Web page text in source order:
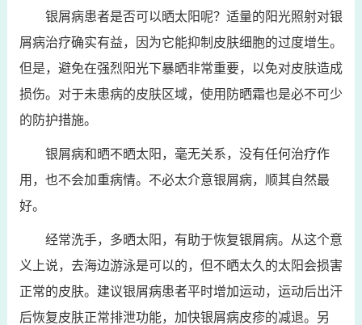
银屑病患者是否可以晒太阳呢？适量的阳光照射对银
屑病治疗确实有益，因为它能抑制皮肤细胞的过度增生。
但是，避免在强烈阳光下暴晒非常重要，以免对皮肤造成
损伤。对于未患病的皮肤区域，使用防晒霜也是必不可少
的防护措施。
银屑病和晒不晒太阳，毫无关系，没有任何治疗作
用，也不会加重病情。不必太介意银屑病，顺其自然最
好。
经常洗手，多晒太阳，有助于恢复银屑病。从这个意
义上说，去海边游泳是可以的，但不晒太久的太阳会损害
正常的皮肤。建议银屑病患者平时增加运动，运动后出汗
后恢复皮肤正常排泄功能，加快银屑病皮疹的减退。另